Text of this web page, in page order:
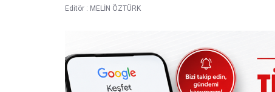
Editör : MELİN ÖZTÜRK